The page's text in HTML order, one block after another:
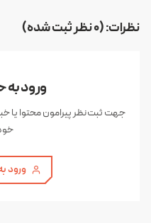
نظرات: (0 نظر ثبت شده)
ورود به
جهت ثبت نظر پیرامون محتوا یا
ورود